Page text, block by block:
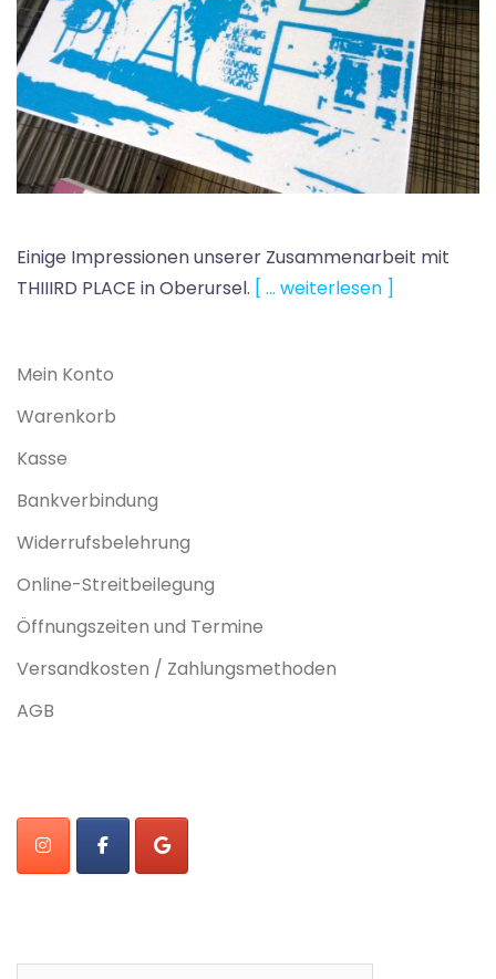
Einige Impressionen unserer Zusammenarbeit mit
THIIIRD PLACE in Oberursel. [ … weiterlesen ]
Mein Konto
Warenkorb
Kasse
Bankverbindung
Widerrufsbelehrung
Online-Streitbeilegung
Öffnungszeiten und Termine
Versandkosten / Zahlungsmethoden
AGB